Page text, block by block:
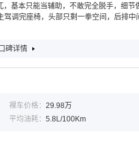
基本只能当辅助，不敢完全脱手，细
调完座椅，头部只剩一拳空间，后排
碑详情
裸车价格： 29.98万
平均油耗： 5.8L/100Km